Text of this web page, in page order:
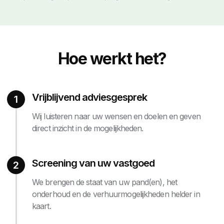
Hoe werkt het?
1 Vrijblijvend adviesgesprek
Wij luisteren naar uw wensen en doelen en geven
direct inzicht in de mogelijkheden.
2 Screening van uw vastgoed
We brengen de staat van uw pand(en), het
onderhoud en de verhuurmogelijkheden helder in
kaart.